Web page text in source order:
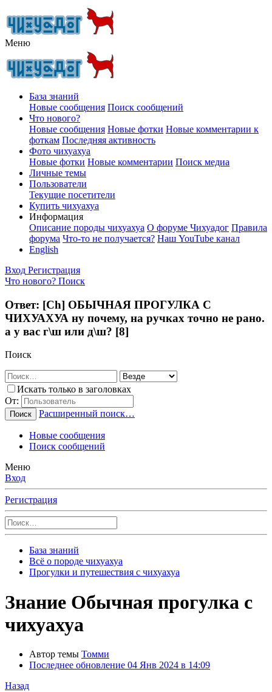
Меню
База знаний
Новые сообщения Поиск сообщений
Что нового?
Новые сообщения Новые фотки Новые комментарии к
фоткам Последняя активность
Фото чихуахуа
Новые фотки Новые комментарии Поиск медиа
Личные темы
Пользователи
Текущие посетители
Купить чихуахуа
Информация
Описание породы чихуахуа О форуме Чихуадог Правила
форума Что-то не получается? Наш YouTube канал
English
Вход Регистрация
Что нового? Поиск
Ответ: [Ch] ОБЫЧНАЯ ПРОГУЛКА С
ЧИХУАХУА ну почему, на ручках точно не рано.
а у вас г\ш или д\ш? [8]
Поиск
Искать только в заголовках
От:
Поиск Расширенный поиск…
Новые сообщения
Поиск сообщений
Меню
Вход
Регистрация
База знаний
Всё о породе чихуахуа
Прогулки и путешествия с чихуахуа
Знание Обычная прогулка с
чихуахуа
Автор темы Томми
Последнее обновление 04 Янв 2024 в 14:09
Назад